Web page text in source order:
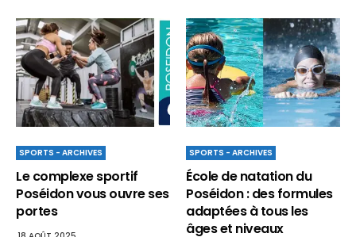
SPORTS - ARCHIVES
Le complexe sportif
Poséidon vous ouvre ses
portes
SPORTS - ARCHIVES
École de natation du
Poséidon : des formules
adaptées à tous les
âges et niveaux